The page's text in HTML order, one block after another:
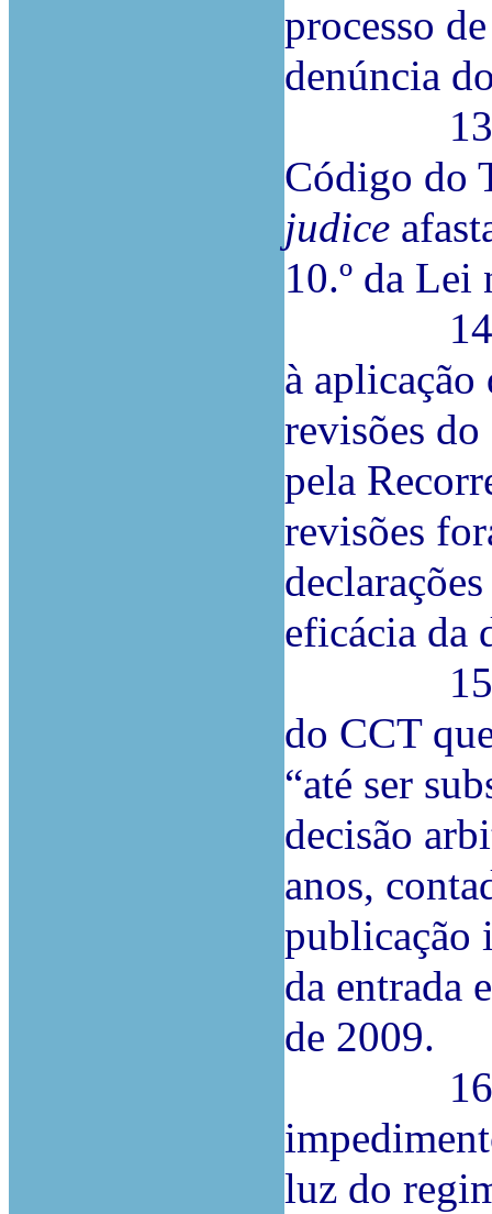
processo
denúncia
13.ª A
Código do
judice
10.º da Lei
14.ª
à
revisões
pela
revisões
eficácia da
15.ª
do CCT
“até ser
decisão
anos,
publicação
da entrada
de 2009.
16.ª
luz do